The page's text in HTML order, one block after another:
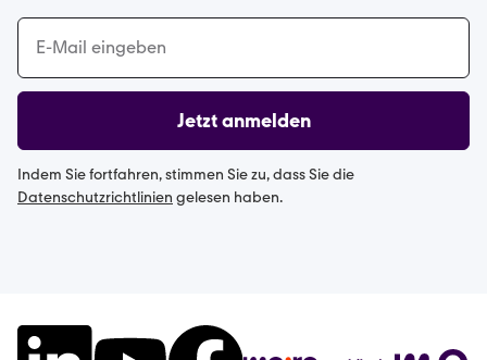
Jetzt anmelden
Indem Sie fortfahren, stimmen Sie zu, dass Sie die
Datenschutzrichtlinien gelesen haben.